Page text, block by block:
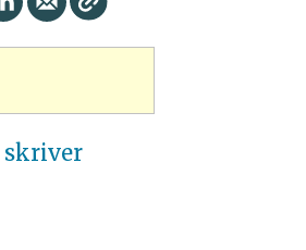
skriver